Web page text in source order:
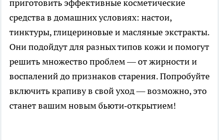
приготовить эффективные косметические
средства в домашних условиях: настои,
тинктуры, глицериновые и масляные экстракты.
Они подойдут для разных типов кожи и помогут
решить множество проблем — от жирности и
воспалений до признаков старения. Попробуйте
включить крапиву в свой уход — возможно, это
станет вашим новым бьюти‑открытием!